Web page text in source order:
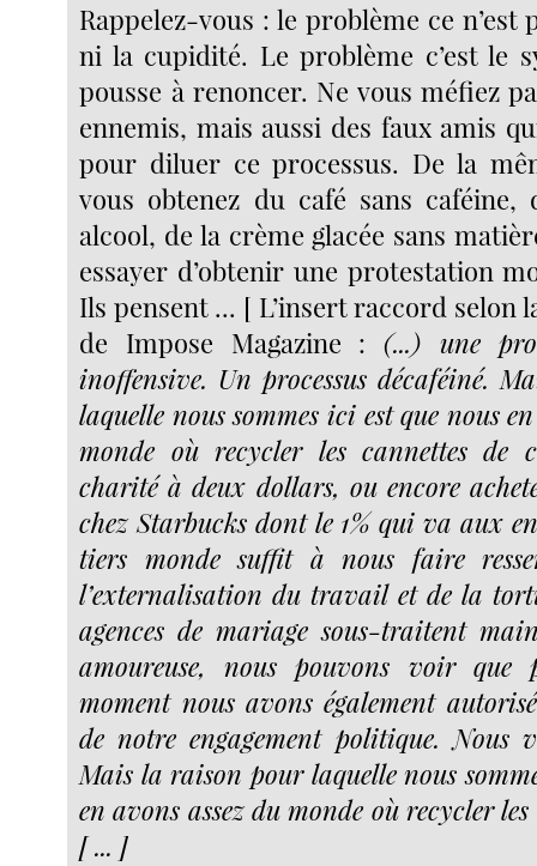
Rappelez-vous : le problème ce
ni la cupidité. Le problème c’est le
pousse à renoncer. Ne vous méfiez
ennemis, mais aussi des faux amis
pour diluer ce processus. De la
vous obtenez du café sans caféine,
alcool, de la crème glacée sans
essayer d’obtenir une protestation
Ils pensent ... [ L’insert raccord selon
de Impose Magazine :(...) une
inoffensive. Un processus décaféiné.
laquelle nous sommes ici est que nous
monde où recycler les cannettes de
charité à deux dollars, ou encore
chez Starbucks dont le 1% qui va aux
tiers monde suffit à nous faire
l’externalisation du travail et de la
agences de mariage sous-traitent
amoureuse, nous pouvons voir que
moment nous avons également
de notre engagement politique. Nous
Mais la raison pour laquelle nous
en avons assez du monde où recycler
[ ... ]